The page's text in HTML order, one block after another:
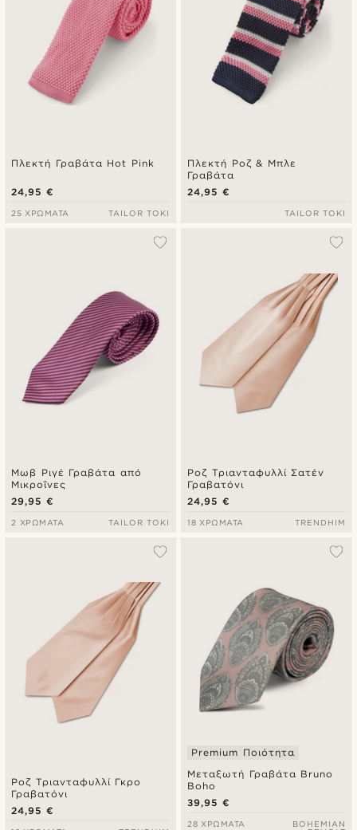
Πλεκτή Γραβάτα Hot Pink
24,95 €
25 ΧΡΏΜΑΤΑ TAILOR TOKI
Πλεκτή Ροζ & Μπλε
Γραβάτα
24,95 €
TAILOR TOKI
Μωβ Ριγέ Γραβάτα από
Μικροΐνες
29,95 €
2 ΧΡΏΜΑΤΑ TAILOR TOKI
Ροζ Τριανταφυλλί Σατέν
Γραβατόνι
24,95 €
18 ΧΡΏΜΑΤΑ TRENDHIM
Ροζ Τριανταφυλλί Γκρο
Γραβατόνι
24,95 €
Μεταξωτή Γραβάτα Bruno
Boho
Premium Ποιότητα
39,95 €
28 ΧΡΏΜΑΤΑ
BOHEMIAN